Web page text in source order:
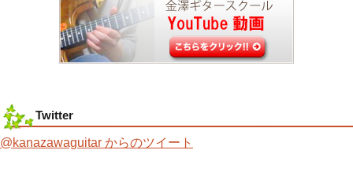
Twitter
@kanazawaguitar からのツイート